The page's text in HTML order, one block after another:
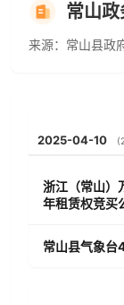
常山政
来源：常山县政
2025-04-10
浙江（常山）
年租赁权竞买
常山县气象